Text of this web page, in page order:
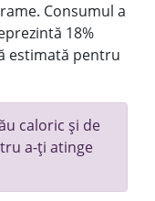
Consumul a
18%
estimată pentru
caloric și de
a-ți atinge